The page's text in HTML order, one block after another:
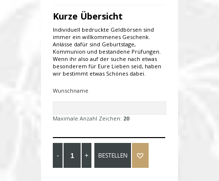
Kurze Übersicht
Individuell bedruckte Geldbörsen sind
immer ein willkommenes Geschenk.
Anlässe dafür sind Geburtstage,
Kommunion und bestandene Prüfungen.
Wenn ihr also auf der suche nach etwas
besonderem für Eure Lieben seid, haben
wir bestimmt etwas Schönes dabei.
Wunschname
Maximale Anzahl Zeichen: 20
BESTELLEN